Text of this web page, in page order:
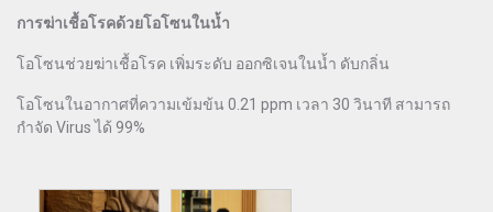
การฆ่าเชื้อโรคด้วยโอโซนในน้ำ
โอโซนช่วยฆ่าเชื้อโรค เพิ่มระดับ ออกซิเจนในน้ำ ดับกลิ่น
โอโซนในอากาศที่ความเข้มข้น 0.21 ppm เวลา 30 วินาที สามารถ
กำจัด Virus ได้ 99%